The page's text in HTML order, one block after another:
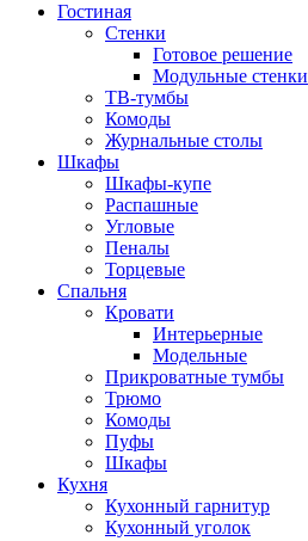
Гостиная
Стенки
Готовое решение
Модульные стенки
ТВ-тумбы
Комоды
Журнальные столы
Шкафы
Шкафы-купе
Распашные
Угловые
Пеналы
Торцевые
Спальня
Кровати
Интерьерные
Модельные
Прикроватные тумбы
Трюмо
Комоды
Пуфы
Шкафы
Кухня
Кухонный гарнитур
Кухонный уголок